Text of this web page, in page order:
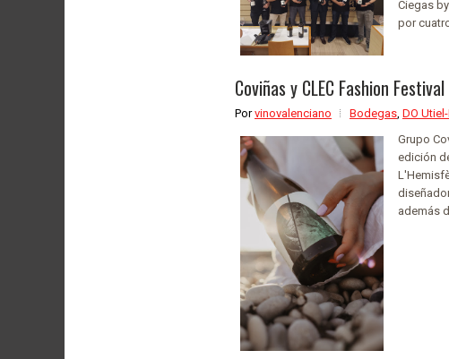
Ciegas
por
Coviñas y CLEC Fashion
Porvinovalenciano Bodegas, DO
Grupo
edición
además